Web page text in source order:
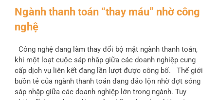
Ngành thanh toán “thay máu” nhờ công
nghệ
Công nghệ đang làm thay đổi bộ mặt ngành thanh toán,
khi một loạt cuộc sáp nhập giữa các doanh nghiệp cung
cấp dịch vụ liên kết đang lần lượt được công bố. Thế giới
buồn tẻ của ngành thanh toán đang đảo lộn nhờ đợt sóng
sáp nhập giữa các doanh nghiệp lớn trong ngành. Tuy